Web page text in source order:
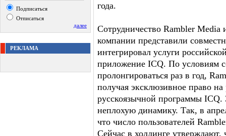
Подписаться
Отписаться
далее
РЕКЛАМА
года.
Сотрудничество Rambler Media
компании представили
интегрировал услуги
приложение ICQ. По условиям
пролонгироваться раз в год,
получая эксклюзивное право
русскоязычной программы ICQ.
неплохую динамику. Так, в
что число пользователей
Сейчас в холдинге